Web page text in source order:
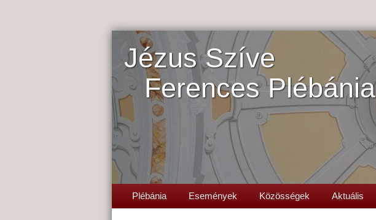
Jézus Szíve
Ferences Plébánia
Plébánia Események Közösségek Aktuális